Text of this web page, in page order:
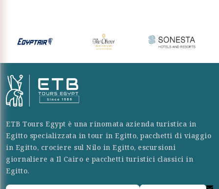
ETB Tours Egypt è una rinomata azienda turistica in
Egitto specializzata in tour in Egitto, pacchetti di viaggio
in Egitto, crociere sul Nilo in Egitto, escursioni
giornaliere a Il Cairo e pacchetti turistici classici in
Egitto.